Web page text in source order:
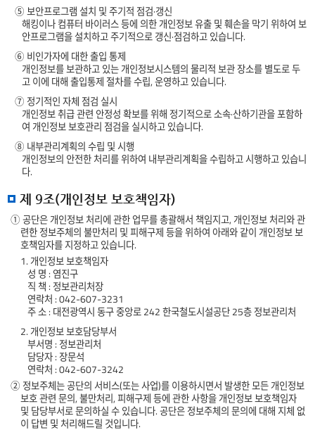
⑤ 보안프로그램 설치 및 주기적 점검·갱신
해킹이나 컴퓨터 바이러스 등에 의한 개인정보 유출 및 훼손을 막기 위하여 보
안프로그램을 설치하고 주기적으로 갱신·점검하고 있습니다.
⑥ 비인가자에 대한 출입 통제
개인정보를 보관하고 있는 개인정보시스템의 물리적 보관 장소를 별도로 두
고 이에 대해 출입통제 절차를 수립, 운영하고 있습니다.
⑦ 정기적인 자체 점검 실시
개인정보 취급 관련 안정성 확보를 위해 정기적으로 소속·산하기관을 포함하
여 개인정보 보호관리 점검을 실시하고 있습니다.
⑧ 내부관리계획의 수립 및 시행
개인정보의 안전한 처리를 위하여 내부관리계획을 수립하고 시행하고 있습니
다.
제 9조(개인정보 보호책임자)
① 공단은 개인정보 처리에 관한 업무를 총괄해서 책임지고, 개인정보 처리와 관
련한 정보주체의 불만처리 및 피해구제 등을 위하여 아래와 같이 개인정보 보
호책임자를 지정하고 있습니다.
1. 개인정보 보호책임자
성 명 : 염진구
직 책 : 정보관리처장
연락처 : 042-607-3231
주 소 : 대전광역시 동구 중앙로 242 한국철도시설공단 25층 정보관리처
2. 개인정보 보호담당부서
부서명 : 정보관리처
담당자 : 장문석
연락처 : 042-607-3242
② 정보주체는 공단의 서비스(또는 사업)를 이용하시면서 발생한 모든 개인정보
보호 관련 문의, 불만처리, 피해구제 등에 관한 사항을 개인정보 보호책임자
및 담당부서로 문의하실 수 있습니다. 공단은 정보주체의 문의에 대해 지체 없
이 답변 및 처리해드릴 것입니다.